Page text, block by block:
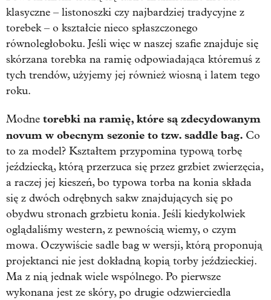
klasyczne – listonoszki czy najbardziej tradycyjne z
torebek – o kształcie nieco spłaszczonego
równoległoboku. Jeśli więc w naszej szafie znajduje się
skórzana torebka na ramię odpowiadająca któremuś z
tych trendów, użyjemy jej również wiosną i latem tego
roku.
Modne torebki na ramię, które są zdecydowanym
novum w obecnym sezonie to tzw. saddle bag. Co
to za model? Kształtem przypomina typową torbę
jeździecką, którą przerzuca się przez grzbiet zwierzęcia,
a raczej jej kieszeń, bo typowa torba na konia składa
się z dwóch odrębnych sakw znajdujących się po
obydwu stronach grzbietu konia. Jeśli kiedykolwiek
oglądaliśmy western, z pewnością wiemy, o czym
mowa. Oczywiście sadle bag w wersji, którą proponują
projektanci nie jest dokładną kopią torby jeździeckiej.
Ma z nią jednak wiele wspólnego. Po pierwsze
wykonana jest ze skóry, po drugie odzwierciedla